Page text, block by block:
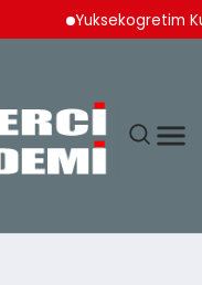
Yuksekogretim